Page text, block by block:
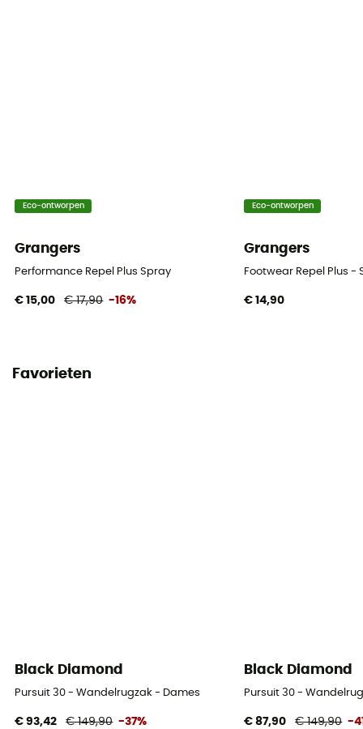
Eco-ontworpen
Grangers
Performance Repel Plus Spray
€ 15,00 € 17,90 -16%
Eco-ontworpen
Grangers
Footwear Repel Plus -
€ 14,90
Favorieten
Black Diamond
Pursuit 30 - Wandelrugzak - Dames
€ 93,42 € 149,90 -37%
Black Diamond
Pursuit 30 -
€ 87,90 € 149,90 -